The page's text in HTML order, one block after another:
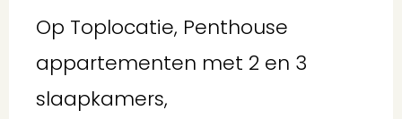
Op Toplocatie, Penthouse
appartementen met 2 en 3
slaapkamers,